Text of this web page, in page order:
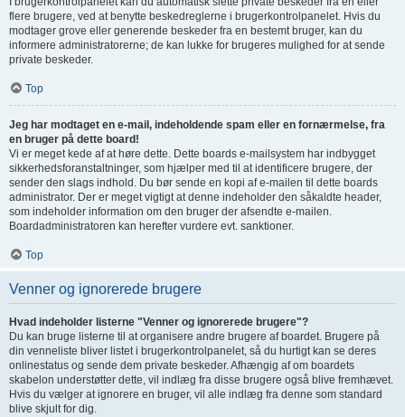
flere brugere, ved at benytte beskedreglerne i brugerkontrolpanelet. Hvis du
modtager grove eller generende beskeder fra en bestemt bruger, kan du
informere administratorerne; de kan lukke for brugeres mulighed for at sende
private beskeder.
Top
Jeg har modtaget en e-mail, indeholdende spam eller en fornærmelse, fra
en bruger på dette board!
Vi er meget kede af at høre dette. Dette boards e-mailsystem har indbygget
sikkerhedsforanstaltninger, som hjælper med til at identificere brugere, der
sender den slags indhold. Du bør sende en kopi af e-mailen til dette boards
administrator. Der er meget vigtigt at denne indeholder den såkaldte header,
som indeholder information om den bruger der afsendte e-mailen.
Boardadministratoren kan herefter vurdere evt. sanktioner.
Top
Venner og ignorerede brugere
Hvad indeholder listerne "Venner og ignorerede brugere"?
Du kan bruge listerne til at organisere andre brugere af boardet. Brugere på
din venneliste bliver listet i brugerkontrolpanelet, så du hurtigt kan se deres
onlinestatus og sende dem private beskeder. Afhængig af om boardets
skabelon understøtter dette, vil indlæg fra disse brugere også blive fremhævet.
Hvis du vælger at ignorere en bruger, vil alle indlæg fra denne som standard
blive skjult for dig.